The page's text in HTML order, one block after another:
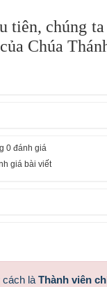
tiên, chúng
Chúa
0 đánh giá
giá bài viết
cách là Thành viên